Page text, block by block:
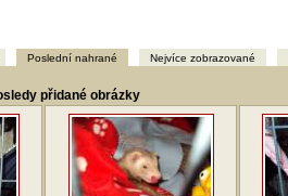
Poslední nahrané Nejvíce zobrazované
přidané obrázky